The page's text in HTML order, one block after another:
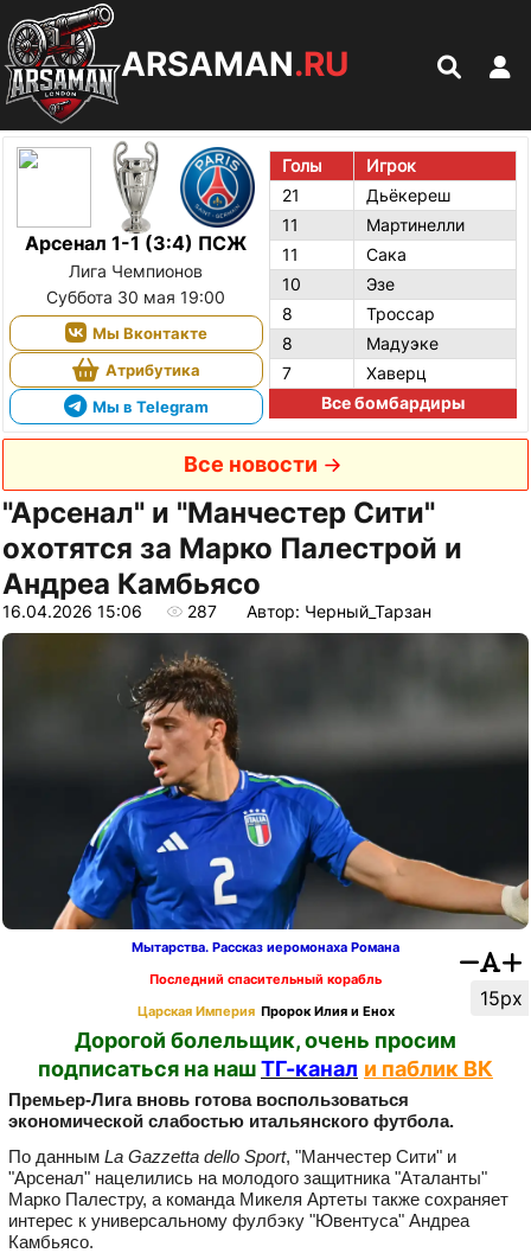
ARSAMAN.RU
Арсенал 1-1 (3:4) ПСЖ
Лига Чемпионов
Суббота 30 мая 19:00
Мы Вконтакте
Атрибутика
Мы в Telegram
Голы
Игрок
21
Дьёкереш
11
Мартинелли
11
Сака
10
Эзе
8
Троссар
8
Мадуэке
7
Хаверц
Все бомбардиры
Все новости
"Арсенал" и "Манчестер Сити"
охотятся за Марко Палестрой и
Андреа Камбьясо
16.04.2026 15:06 287 Автор: Черный_Тарзан
15px
Мытарства. Рассказ иеромонаха Романа
Последний спасительный корабль
Царская Империя Пророк Илия и Енох
Дорогой болельщик, очень просим
подписаться на нашТГ-канал и паблик ВК
Премьер-Лига вновь готова воспользоваться
экономической слабостью итальянского футбола.
По данным La Gazzetta dello Sport, "Манчестер Сити" и
"Арсенал" нацелились на молодого защитника "Аталанты"
Марко Палестру, а команда Микеля Артеты также сохраняет
интерес к универсальному фулбэку "Ювентуса" Андреа
Камбьясо.